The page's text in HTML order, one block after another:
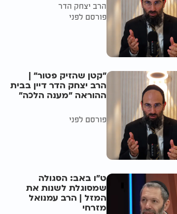
הרב יצחק הדר
פורסם לפני
"קטן שהזיק פטור" |
הרב יצחק הדר דיין בבית
ההוראה "מענה הלכה"
פורסם לפני
ט"ו באב: הסגולה
שמסוגלת לשנות את
המזל | הרב עמנואל
מזרחי